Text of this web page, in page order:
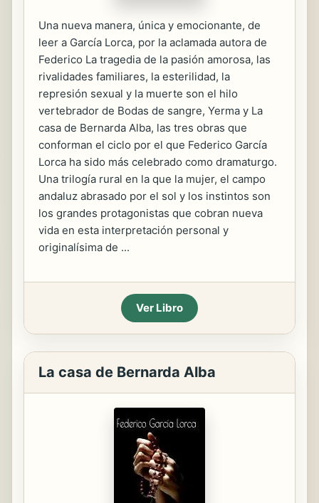
Una nueva manera, única y emocionante, de
leer a García Lorca, por la aclamada autora de
Federico La tragedia de la pasión amorosa, las
rivalidades familiares, la esterilidad, la
represión sexual y la muerte son el hilo
vertebrador de Bodas de sangre, Yerma y La
casa de Bernarda Alba, las tres obras que
conforman el ciclo por el que Federico García
Lorca ha sido más celebrado como dramaturgo.
Una trilogía rural en la que la mujer, el campo
andaluz abrasado por el sol y los instintos son
los grandes protagonistas que cobran nueva
vida en esta interpretación personal y
originalísima de ...
Ver Libro
La casa de Bernarda Alba